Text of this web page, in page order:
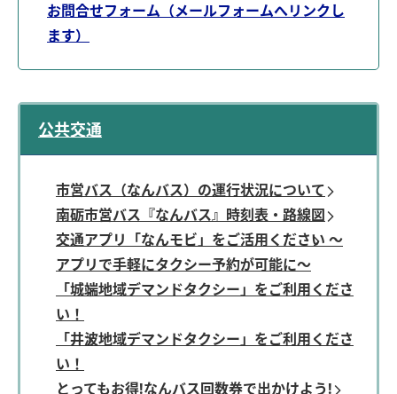
お問合せフォーム（メールフォームへリンクし
ます）
公共交通
市営バス（なんバス）の運行状況について
南砺市営バス『なんバス』時刻表・路線図
交通アプリ「なんモビ」をご活用ください ～
アプリで手軽にタクシー予約が可能に～
「城端地域デマンドタクシー」をご利用くださ
い！
「井波地域デマンドタクシー」をご利用くださ
い！
とってもお得!なんバス回数券で出かけよう!